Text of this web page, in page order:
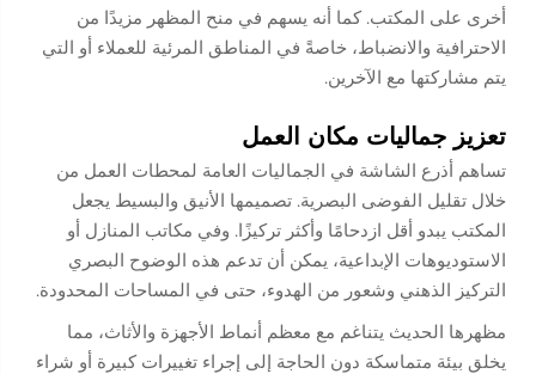
أخرى على المكتب. كما أنه يسهم في منح المظهر مزيدًا من
الاحترافية والانضباط، خاصةً في المناطق المرئية للعملاء أو التي
يتم مشاركتها مع الآخرين.
تعزيز جماليات مكان العمل
تساهم أذرع الشاشة في الجماليات العامة لمحطات العمل من
خلال تقليل الفوضى البصرية. تصميمها الأنيق والبسيط يجعل
المكتب يبدو أقل ازدحامًا وأكثر تركيزًا. وفي مكاتب المنازل أو
الاستوديوهات الإبداعية، يمكن أن تدعم هذه الوضوح البصري
التركيز الذهني وشعور من الهدوء، حتى في المساحات المحدودة.
مظهرها الحديث يتناغم مع معظم أنماط الأجهزة والأثاث، مما
يخلق بيئة متماسكة دون الحاجة إلى إجراء تغييرات كبيرة أو شراء